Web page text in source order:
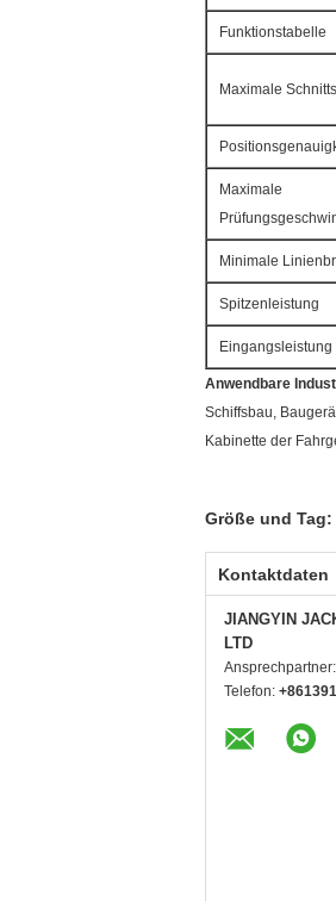
Funktionstabelle
Maximale
Maximale
Minimale
Spitzenleistung
Eingangsleistung
Anwendbare
Schiffsbau,
Kabinette der
Größe und Tag:
Kontaktdaten
JIANGYIN
LTD
Ansprechpartner:
Telefon: